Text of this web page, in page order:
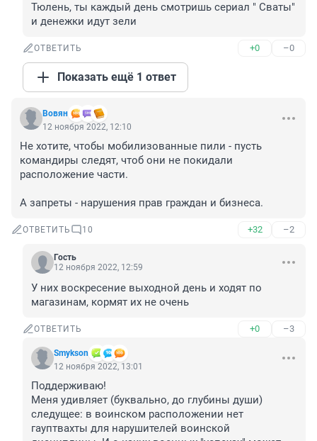
Тюлень, ты каждый день смотришь сериал " Сваты"
и денежки идут зели
ОТВЕТИТЬ +0 –0
Показать ещё 1 ответ
Вовян
12 ноября 2022, 12:10
Не хотите, чтобы мобилизованные пили - пусть
командиры следят, чтоб они не покидали
расположение части.
А запреты - нарушения прав граждан и бизнеса.
ОТВЕТИТЬ 10 +32 –2
Гость
12 ноября 2022, 12:59
У них воскресение выходной день и ходят по
магазинам, кормят их не очень
ОТВЕТИТЬ +0 –3
Smykson
12 ноября 2022, 13:01
Поддерживаю!
Меня удивляет (буквально, до глубины души)
следущее: в воинском расположении нет
гауптвахты для нарушителей воинской